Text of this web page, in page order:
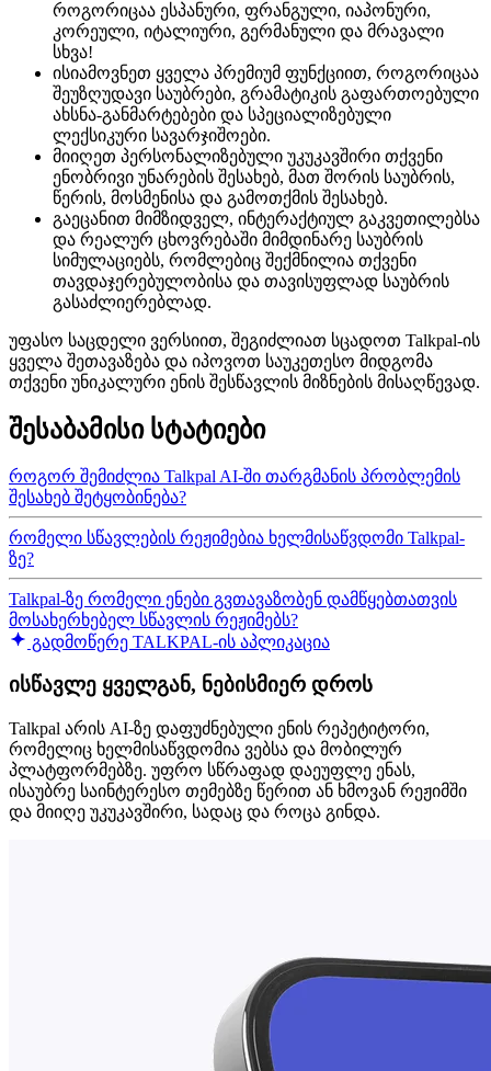
როგორიცაა ესპანური, ფრანგული, იაპონური,
კორეული, იტალიური, გერმანული და მრავალი
სხვა!
ისიამოვნეთ ყველა პრემიუმ ფუნქციით, როგორიცაა
შეუზღუდავი საუბრები, გრამატიკის გაფართოებული
ახსნა-განმარტებები და სპეციალიზებული
ლექსიკური სავარჯიშოები.
მიიღეთ პერსონალიზებული უკუკავშირი თქვენი
ენობრივი უნარების შესახებ, მათ შორის საუბრის,
წერის, მოსმენისა და გამოთქმის შესახებ.
გაეცანით მიმზიდველ, ინტერაქტიულ გაკვეთილებსა
და რეალურ ცხოვრებაში მიმდინარე საუბრის
სიმულაციებს, რომლებიც შექმნილია თქვენი
თავდაჯერებულობისა და თავისუფლად საუბრის
გასაძლიერებლად.
უფასო საცდელი ვერსიით, შეგიძლიათ სცადოთ Talkpal-ის
ყველა შეთავაზება და იპოვოთ საუკეთესო მიდგომა
თქვენი უნიკალური ენის შესწავლის მიზნების მისაღწევად.
შესაბამისი სტატიები
როგორ შემიძლია Talkpal AI-ში თარგმანის პრობლემის
შესახებ შეტყობინება?
რომელი სწავლების რეჟიმებია ხელმისაწვდომი Talkpal-
ზე?
Talkpal-ზე რომელი ენები გვთავაზობენ დამწყებთათვის
მოსახერხებელ სწავლის რეჟიმებს?
გადმოწერე TALKPAL-ის აპლიკაცია
ისწავლე ყველგან, ნებისმიერ დროს
Talkpal არის AI-ზე დაფუძნებული ენის რეპეტიტორი,
რომელიც ხელმისაწვდომია ვებსა და მობილურ
პლატფორმებზე. უფრო სწრაფად დაეუფლე ენას,
ისაუბრე საინტერესო თემებზე წერით ან ხმოვან რეჟიმში
და მიიღე უკუკავშირი, სადაც და როცა გინდა.